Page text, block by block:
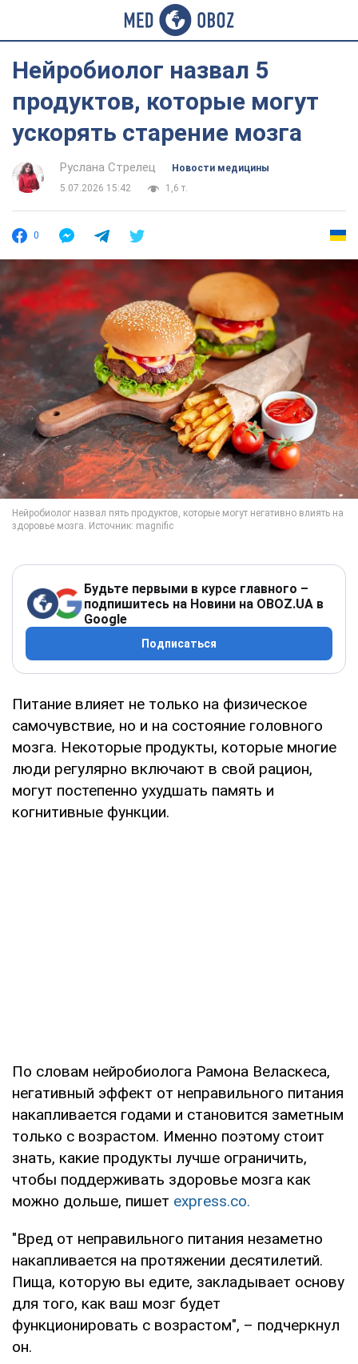
Нейробиолог назвал 5
продуктов, которые могут
ускорять старение мозга
Руслана Стрелец
Новости медицины
5.07.2026 15:42
1,6 т.
0
Будьте первыми в курсе главного –
подпишитесь на Новини на OBOZ.UA в
Google
Подписаться
Питание влияет не только на физическое
самочувствие, но и на состояние головного
мозга. Некоторые продукты, которые многие
люди регулярно включают в свой рацион,
могут постепенно ухудшать память и
когнитивные функции.
По словам нейробиолога Рамона Веласкеса,
негативный эффект от неправильного питания
накапливается годами и становится заметным
только с возрастом. Именно поэтому стоит
знать, какие продукты лучше ограничить,
чтобы поддерживать здоровье мозга как
можно дольше, пишет express.co.
"Вред от неправильного питания незаметно
накапливается на протяжении десятилетий.
Пища, которую вы едите, закладывает основу
для того, как ваш мозг будет
функционировать с возрастом", – подчеркнул
он.